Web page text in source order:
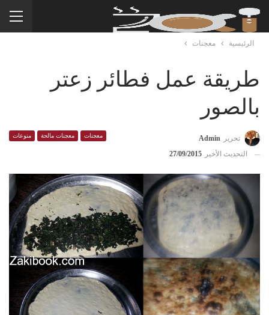
الرئيسية معجنات
طريقة عمل فطائر زعتر
بالصور
معجنات معجنات مالحة منوعات تحرير
Admin
التحديث الأخير
27/09/2015